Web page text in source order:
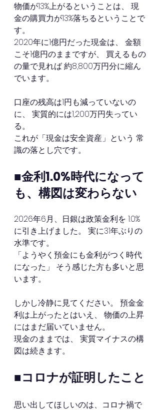
物価が13%上がるということは、 現
金の購買力が13%落ちるということで
す。
2020年に1億円だった現金は、 金額
こそ1億円のままですが、 買えるもの
の量で見れば 約8,800万円分に縮ん
でいます。
口座の残高は1円も減っていないの
に、 実質的には1,200万円失ってい
る。
これが「現金は安全資産」という 常
識の落とし穴です。
■金利1.0%時代になって
も、構図は変わらない
2026年6月、日銀は政策金利を 1.0%
に引き上げました。 実に31年ぶりの
水準です。
「ようやく預金にも金利がつく時代
になった」 そう感じた方も多いと思
います。
しかし冷静に見てください。 預金金
利は上がったとはいえ、 物価の上昇
にはまだ届いていません。
現金のままでは、 実質マイナスの構
図は続きます。
■コロナが証明したこと
思い出してほしいのは、コロナ禍で